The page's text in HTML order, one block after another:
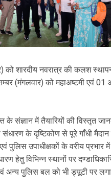
को शारदीय नवरात्र की कलश
(मंगलवार) को महाअष्टमी एवं
के संज्ञान में तैयारियों की विस्तृत
संधारण के दृष्टिकोण से पूरे गाँधी
पुलिस उपाधीक्षकों के वरीय प्रभार
हेतु विभिन्न स्थानों पर
अन्य पुलिस बल को भी ड्यूटी पर